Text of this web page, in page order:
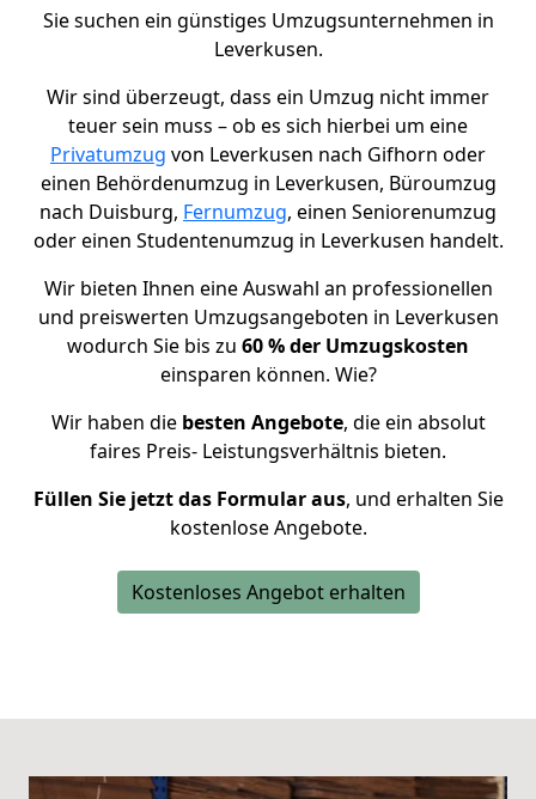
Sie suchen ein günstiges Umzugsunternehmen in
Leverkusen.
Wir sind überzeugt, dass ein Umzug nicht immer
teuer sein muss –ob es sich hierbei um eine
Privatumzug von Leverkusen nach Gifhorn oder
einen Behördenumzug in Leverkusen, Büroumzug
nach Duisburg, Fernumzug, einen Seniorenumzug
oder einen Studentenumzug in Leverkusen handelt.
Wir bieten Ihnen eine Auswahl an professionellen
und preiswerten Umzugsangeboten in Leverkusen
wodurch Sie bis zu 60 % der Umzugskosten
einsparen können. Wie?
Wir haben diebesten Angebote, die ein absolut
faires Preis- Leistungsverhältnis bieten.
Füllen Sie jetzt das Formular aus, und erhalten Sie
kostenlose Angebote.
Kostenloses Angebot erhalten